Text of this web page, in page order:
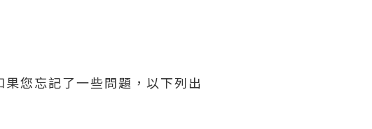
您忘記了一些問題，以下列出